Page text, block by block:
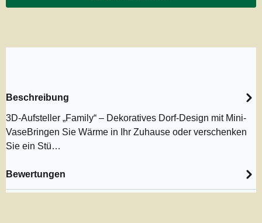
Beschreibung
3D-Aufsteller „Family“ – Dekoratives Dorf-Design mit Mini-
VaseBringen Sie Wärme in Ihr Zuhause oder verschenken
Sie ein Stü…
Bewertungen